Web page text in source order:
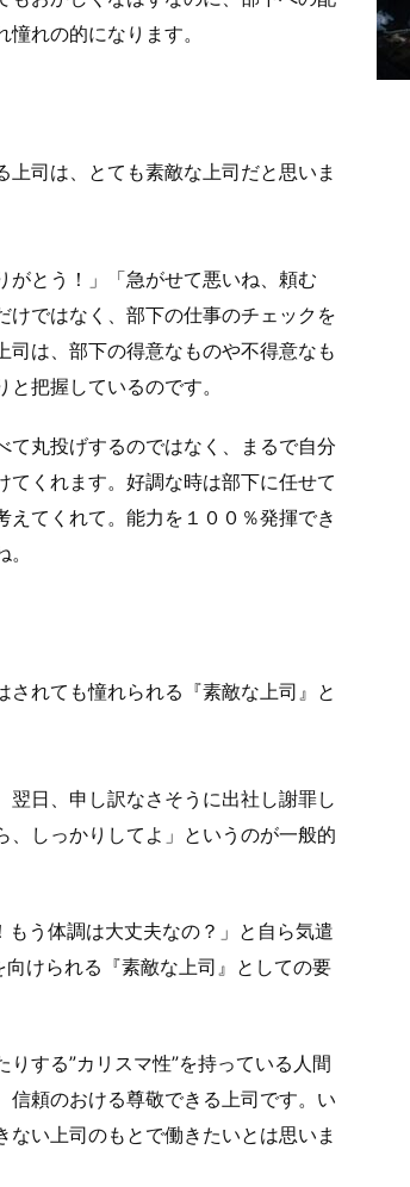
れの的になります。
司は、とても素敵な上司だと思いま
がとう！」「急がせて悪いね、頼む
けではなく、部下の仕事のチェックを
司は、部下の得意なものや不得意なも
把握しているのです。
て丸投げするのではなく、まるで自分
てくれます。好調な時は部下に任せて
てくれて。能力を１００％発揮でき
れても憧れられる『素敵な上司』と
日、申し訳なさそうに出社し謝罪し
、しっかりしてよ」というのが一般的
う体調は大丈夫なの？」と自ら気遣
けられる『素敵な上司』としての要
する”カリスマ性”を持っている人間
信頼のおける尊敬できる上司です。い
い上司のもとで働きたいとは思いま